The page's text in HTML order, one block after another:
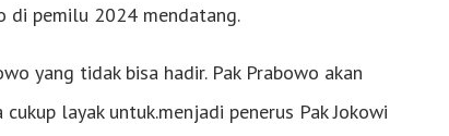
di pemilu 2024 mendatang.
yang tidak bisa hadir. Pak Prabowo akan
layak untuk.menjadi penerus Pak Jokowi